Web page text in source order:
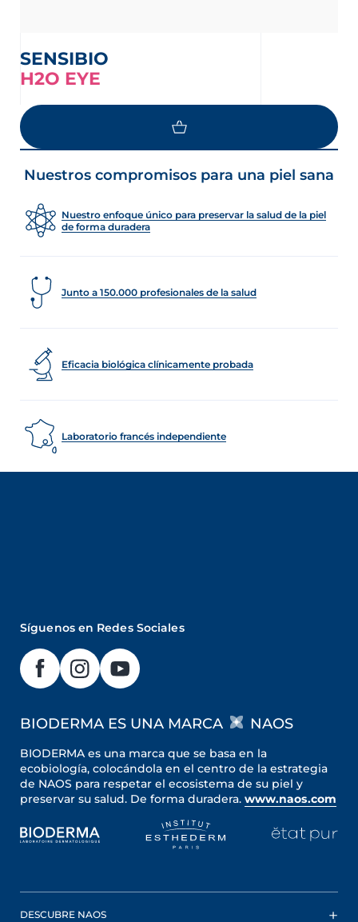
SENSIBIO
H2O EYE
Nuestros compromisos para una piel sana
Nuestro enfoque único para preservar la salud de la piel
de forma duradera
Junto a 150.000 profesionales de la salud
Eficacia biológica clínicamente probada
Laboratorio francés independiente
Síguenos en Redes Sociales
BIODERMA ES UNA MARCA NAOS
BIODERMA es una marca que se basa en la
ecobiología, colocándola en el centro de la estrategia
de NAOS para respetar el ecosistema de su piel y
preservar su salud. De forma duradera. www.naos.com
DESCUBRE NAOS